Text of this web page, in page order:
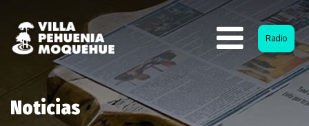
Radio
Noticias